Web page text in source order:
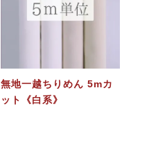
無地一越ちりめん 5mカ
ット《白系》